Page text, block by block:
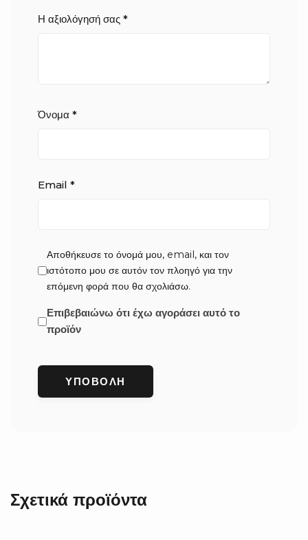
Η αξιολόγησή σας *
Όνομα *
Email *
Αποθήκευσε το όνομά μου, email, και τον
ιστότοπο μου σε αυτόν τον πλοηγό για την
επόμενη φορά που θα σχολιάσω.
Επιβεβαιώνω ότι έχω αγοράσει αυτό το
προϊόν
Σχετικά προϊόντα